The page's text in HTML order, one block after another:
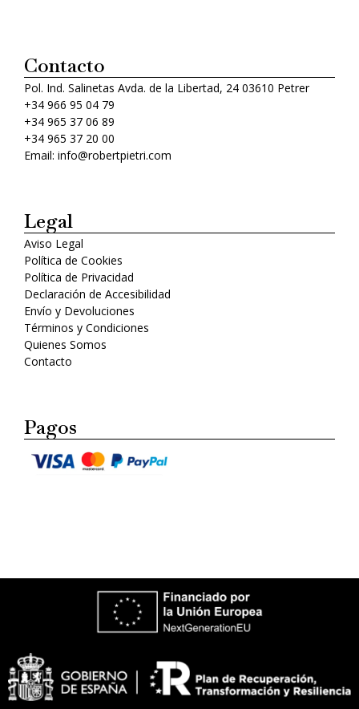
Contacto
Pol. Ind. Salinetas Avda. de la Libertad, 24 03610 Petrer
+34 966 95 04 79
+34 965 37 06 89
+34 965 37 20 00
Email: info@robertpietri.com
Legal
Aviso Legal
Política de Cookies
Política de Privacidad
Declaración de Accesibilidad
Envío y Devoluciones
Términos y Condiciones
Quienes Somos
Contacto
Pagos